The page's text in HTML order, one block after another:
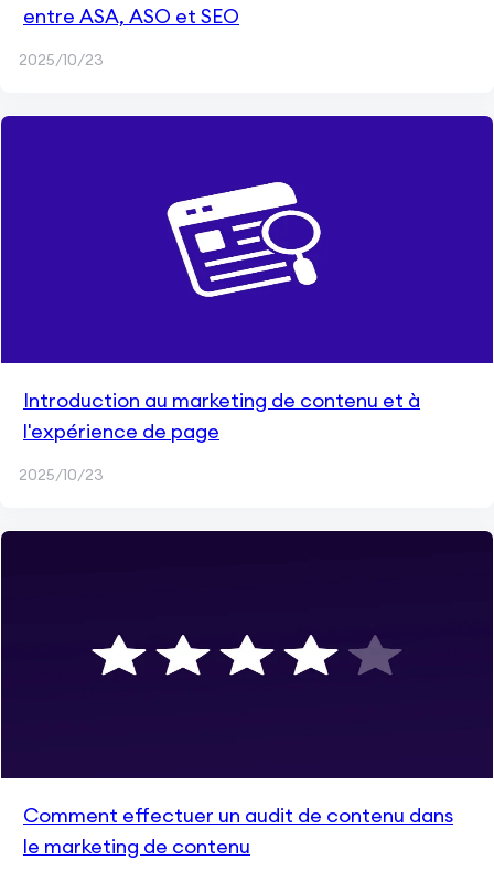
entre ASA, ASO et SEO
2025/10/23
Introduction au marketing de contenu et à
l'expérience de page
2025/10/23
Comment effectuer un audit de contenu dans
le marketing de contenu